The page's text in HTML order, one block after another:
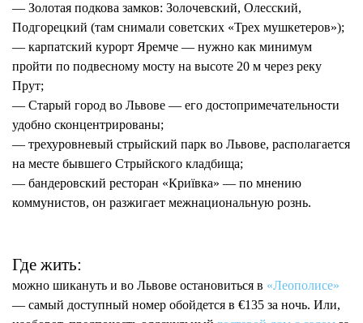
— Золотая подкова замков: Золочевский, Олесский,
Подгорецкий (там снимали советских «Трех мушкетеров»);
— карпатский курорт Яремче — нужно как минимум
пройти по подвесному мосту на высоте 20 м через реку
Прут;
— Старый город во Львове — его достопримечательности
удобно сконцентрированы;
— трехуровневый стрыйский парк во Львове, располагается
на месте бывшего Стрыйского кладбища;
— бандеровский ресторан «Криївка» — по мнению
коммунистов, он разжигает межнациональную рознь.
Где жить:
можно шикануть и во Львове остановиться в «Леополисе»
— самый доступный номер обойдется в €135 за ночь. Или,